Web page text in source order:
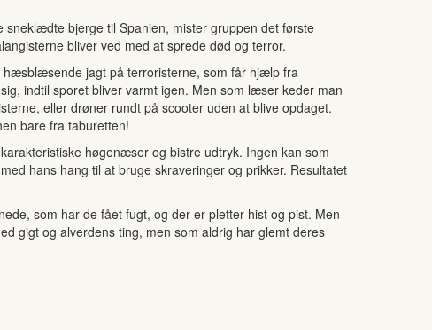
bjerge til Spanien, mister gruppen det første
bliver ved med at sprede død og terror.
hæsblæsende jagt på terroristerne, som får hjælp fra
indtil sporet bliver varmt igen. Men som læser keder man
eller drøner rundt på scooter uden at blive opdaget.
bare fra taburetten!
høgenæser og bistre udtryk. Ingen kan som
hans hang til at bruge skraveringer og prikker. Resultatet
som har de fået fugt, og der er pletter hist og pist. Men
gigt og alverdens ting, men som aldrig har glemt deres